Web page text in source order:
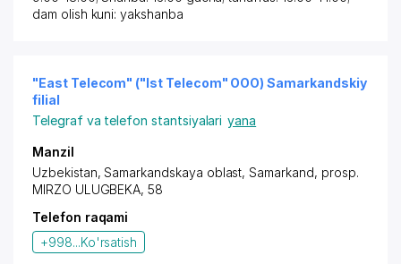
dam olish kuni: yakshanba
"East Telecom" ("Ist Telecom" OOO) Samarkandskiy
filial
Telegraf va telefon stantsiyalari yana
Manzil
Uzbekistan,Samarkandskaya oblast,Samarkand, prosp.
MIRZO ULUGBEKA, 58
Telefon raqami
+998...Ko'rsatish